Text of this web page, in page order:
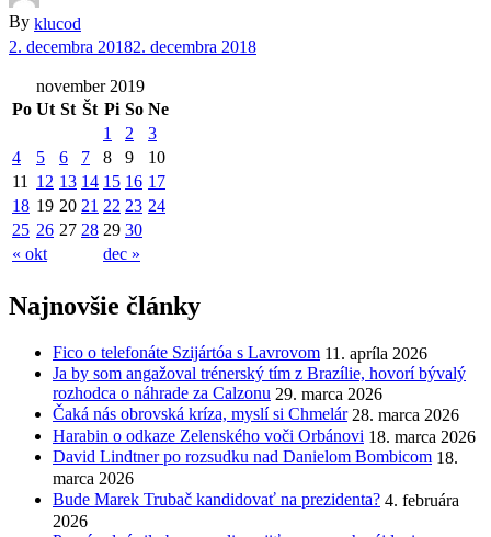
By klucod
2. decembra 20182. decembra 2018
november 2019
Po Ut St Št Pi So Ne
« okt dec »
1 2
3
4
5 6 7 8 9
10
11
12 13 14 15 16 17
18 19 20 21 22 23 24
25 26 27 28 29 30
Najnovšie články
Fico o telefonáte Szijártóa s Lavrovom 11. apríla 2026
Ja by som angažoval trénerský tím z Brazílie, hovorí bývalý
rozhodca o náhrade za Calzonu 29. marca 2026
Čaká nás obrovská kríza, myslí si Chmelár 28. marca 2026
Harabin o odkaze Zelenského voči Orbánovi 18. marca 2026
David Lindtner po rozsudku nad Danielom Bombicom 18.
marca 2026
Bude Marek Trubač kandidovať na prezidenta? 4. februára
2026